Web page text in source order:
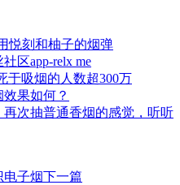
悦刻和柚子的烟弹
区app-relx me
于吸烟的人数超300万
果如何？
次抽普通香烟的感觉，听听
电子烟下一篇